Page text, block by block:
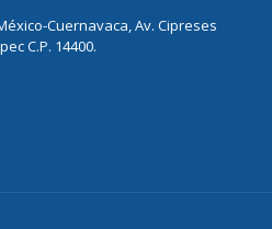
Cuernavaca, Av. Cipreses
C.P. 14400.